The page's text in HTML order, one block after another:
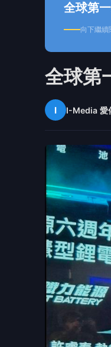
全球第
向下繼續
全球第
I I-Media 愛